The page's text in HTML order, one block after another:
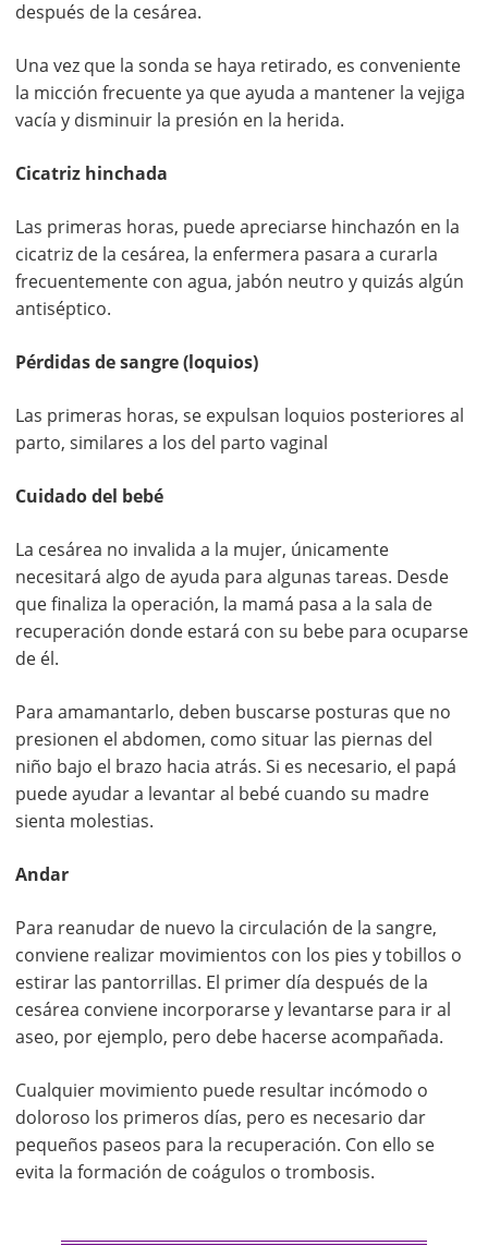
después de la cesárea.
Una vez que la sonda se haya retirado, es conveniente
la micción frecuente ya que ayuda a mantener la vejiga
vacía y disminuir la presión en la herida.
Cicatriz hinchada
Las primeras horas, puede apreciarse hinchazón en la
cicatriz de la cesárea, la enfermera pasara a curarla
frecuentemente con agua, jabón neutro y quizás algún
antiséptico.
Pérdidas de sangre (loquios)
Las primeras horas, se expulsan loquios posteriores al
parto, similares a los del parto vaginal
Cuidado del bebé
La cesárea no invalida a la mujer, únicamente
necesitará algo de ayuda para algunas tareas. Desde
que finaliza la operación, la mamá pasa a la sala de
recuperación donde estará con su bebe para ocuparse
de él.
Para amamantarlo, deben buscarse posturas que no
presionen el abdomen, como situar las piernas del
niño bajo el brazo hacia atrás. Si es necesario, el papá
puede ayudar a levantar al bebé cuando su madre
sienta molestias.
Andar
Para reanudar de nuevo la circulación de la sangre,
conviene realizar movimientos con los pies y tobillos o
estirar las pantorrillas. El primer día después de la
cesárea conviene incorporarse y levantarse para ir al
aseo, por ejemplo, pero debe hacerse acompañada.
Cualquier movimiento puede resultar incómodo o
doloroso los primeros días, pero es necesario dar
pequeños paseos para la recuperación. Con ello se
evita la formación de coágulos o trombosis.